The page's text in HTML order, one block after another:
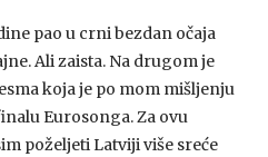
pao u crni bezdan očaja
Ali zaista. Na drugom je
koja je po mom mišljenju
Eurosonga. Za ovu
poželjeti Latviji više sreće